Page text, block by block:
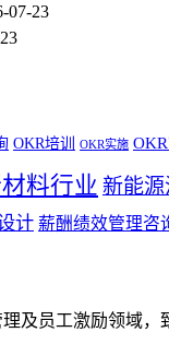
07-23
OKR培训 OKR实施
料行业 新能
计 薪酬绩效管理咨
及员工激励领域